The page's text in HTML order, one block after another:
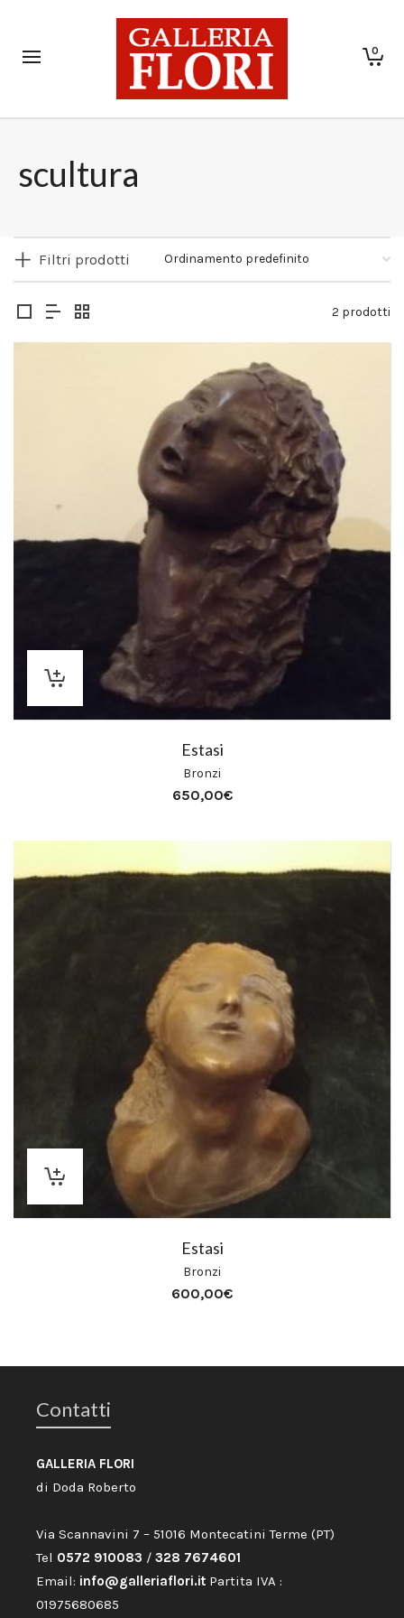
0
scultura
Filtri prodotti
2 prodotti
Estasi
Bronzi
650,00€
Estasi
Bronzi
600,00€
Contatti
GALLERIA FLORI
di Doda Roberto
Via Scannavini 7 – 51016 Montecatini Terme (PT)
Tel 0572 910083 / 328 7674601
Email: info@galleriaflori.it Partita IVA :
01975680685